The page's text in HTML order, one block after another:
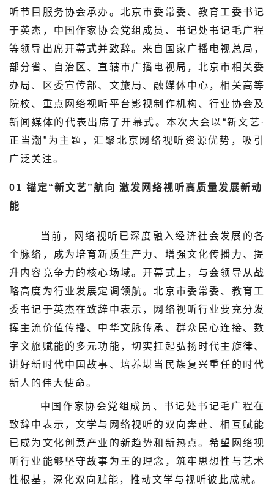
听节目服务协会承办。北京市委常委、教育工委书记
于英杰，中国作家协会党组成员、书记处书记毛广程
等领导出席开幕式并致辞。来自国家广播电视总局，
部分省、自治区、直辖市广播电视局，北京市相关委
办局、区委宣传部、文旅局、融媒体中心，相关高等
院校、重点网络视听平台影视制作机构、行业协会及
新闻媒体的代表出席了开幕式。本次大会以“新文艺·
正当潮”为主题，汇聚北京网络视听资源优势，吸引
广泛关注。
01 锚定“新文艺”航向 激发网络视听高质量发展新动
能
当前，网络视听已深度融入经济社会发展的各
个脉络，成为培育新质生产力、增强文化传播力、提
升内容竞争力的核心场域。开幕式上，与会领导从战
略高度为行业发展定调领航。北京市委常委、教育工
委书记于英杰在致辞中表示，网络视听行业要充分发
挥主流价值传播、中华文脉传承、群众民心连接、数
字文旅赋能的多元功能，切实扛起弘扬时代主旋律、
讲好新时代中国故事、培养堪当民族复兴重任的时代
新人的伟大使命。
中国作家协会党组成员、书记处书记毛广程在
致辞中表示，文学与网络视听的双向奔赴、相互赋能
已成为文化创意产业的新趋势和新热点。希望网络视
听行业能够坚守故事为王的理念，筑牢思想性与艺术
性根基，深化双向赋能，推动文学与视听彼此成就。